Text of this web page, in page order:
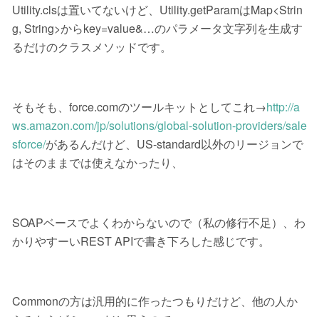
Utility.clsは置いてないけど、Utility.getParamはMap<Strin
g, String>からkey=value&…のパラメータ文字列を生成す
るだけのクラスメソッドです。
そもそも、force.comのツールキットとしてこれ→http://a
ws.amazon.com/jp/solutions/global-solution-providers/sale
sforce/があるんだけど、US-standard以外のリージョンで
はそのままでは使えなかったり、
SOAPベースでよくわからないので（私の修行不足）、わ
かりやすーいREST APIで書き下ろした感じです。
Commonの方は汎用的に作ったつもりだけど、他の人か